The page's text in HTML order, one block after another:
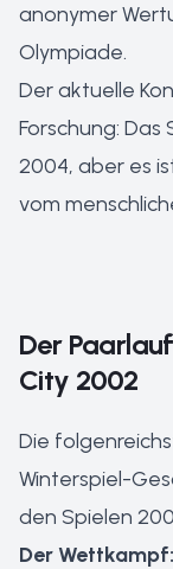
anonymer
Olympiade.
Der aktuelle
Forschung:
2004, aber es
vom
Der
City 2002
Die
Winterspiel-
den Spielen
Der Wettkampf: